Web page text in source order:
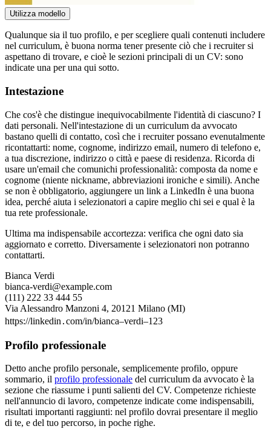
Utilizza modello
Qualunque sia il tuo profilo, e per scegliere quali contenuti includere
nel curriculum, è buona norma tener presente ciò che i recruiter si
aspettano di trovare, e cioè le sezioni principali di un CV: sono
indicate una per una qui sotto.
Intestazione
Che cos'è che distingue inequivocabilmente l'identità di ciascuno? I
dati personali. Nell'intestazione di un curriculum da avvocato
bastano quelli di contatto, così che i recruiter possano evenutalmente
ricontattarti: nome, cognome, indirizzo email, numero di telefono e,
a tua discrezione, indirizzo o città e paese di residenza. Ricorda di
usare un'email che comunichi professionalità: composta da nome e
cognome (niente nickname, abbreviazioni ironiche e simili). Anche
se non è obbligatorio, aggiungere un link a LinkedIn è una buona
idea, perché aiuta i selezionatori a capire meglio chi sei e qual è la
tua rete professionale.
Ultima ma indispensabile accortezza: verifica che ogni dato sia
aggiornato e corretto. Diversamente i selezionatori non potranno
contattarti.
Bianca Verdi
bianca-verdi@example.com
(111) 222 33 444 55
Via Alessandro Manzoni 4, 20121 Milano (MI)
https://linkedin․com/in/bianca–verdi–123
Profilo professionale
Detto anche profilo personale, semplicemente profilo, oppure
sommario, il profilo professionale del curriculum da avvocato è la
sezione che riassume i punti salienti del CV. Competenze richieste
nell'annuncio di lavoro, competenze indicate come indispensabili,
risultati importanti raggiunti: nel profilo dovrai presentare il meglio
di te, e del tuo percorso, in poche righe.